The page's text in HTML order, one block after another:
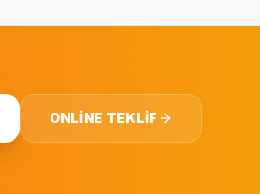
ONLINE TEKLIF